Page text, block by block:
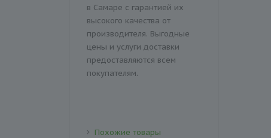
в Самаре с гарантией их
высокого качества от
производителя. Выгодные
цены и услуги доставки
предоставляются всем
покупателям.
Похожие товары